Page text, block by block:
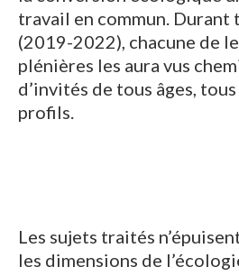
travail en commun. Durant
(2019-2022), chacune de
plénières les aura vus
d’invités de tous âges,
profils.
Les sujets traités
les dimensions de